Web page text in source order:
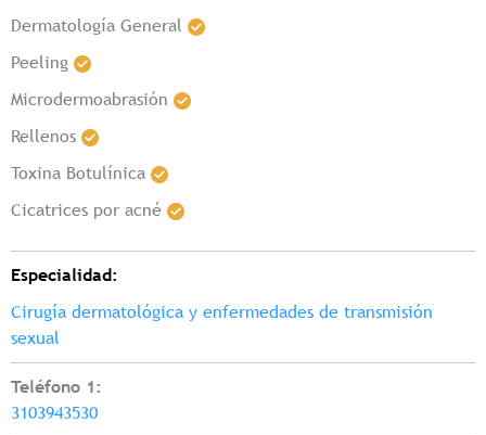
Dermatología General
Peeling
Microdermoabrasión
Rellenos
Toxina Botulínica
Cicatrices por acné
Especialidad:
Cirugía dermatológica y enfermedades de transmisión
sexual
Teléfono 1:
3103943530